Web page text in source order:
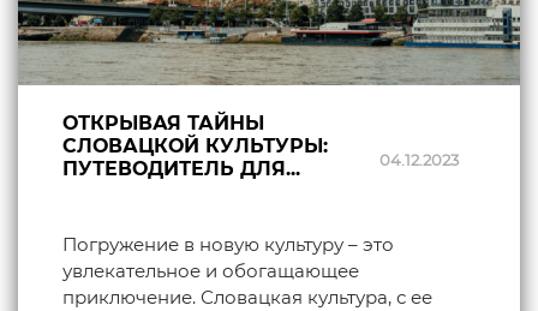
ОТКРЫВАЯ ТАЙНЫ
СЛОВАЦКОЙ КУЛЬТУРЫ:
ПУТЕВОДИТЕЛЬ ДЛЯ...
04.12.2023
Погружение в новую культуру – это
увлекательное и обогащающее
приключение. Словацкая культура, с ее